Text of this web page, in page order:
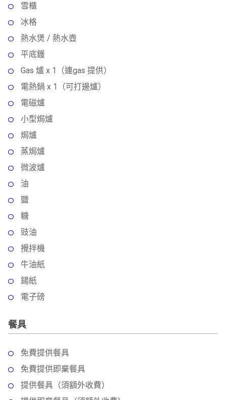
雪櫃
冰格
熱水煲 / 熱水壺
平底鑊
Gas 爐 x 1（連gas 提供）
電熱鍋 x 1（可打邊爐）
電磁爐
小型焗爐
焗爐
蒸焗爐
微波爐
油
鹽
糖
豉油
攪拌機
牛油紙
鍚紙
電子磅
餐具
免費提供餐具
免費提供即棄餐具
提供餐具（須額外收費）